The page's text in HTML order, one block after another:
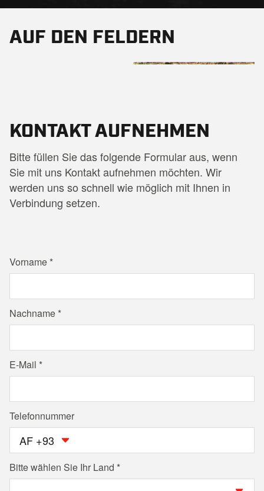
AUF DEN FELDERN
KONTAKT AUFNEHMEN
Bitte füllen Sie das folgende Formular aus, wenn
Sie mit uns Kontakt aufnehmen möchten. Wir
werden uns so schnell wie möglich mit Ihnen in
Verbindung setzen.
Vorname
Nachname
E-Mail
Telefonnummer
AF +93
Bitte wählen Sie Ihr Land